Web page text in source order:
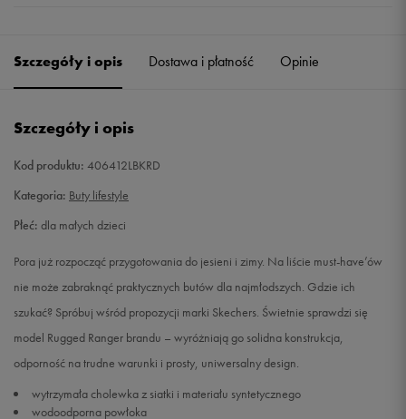
Szczegóły i opis Dostawa i płatność Opinie
Szczegóły i opis
Kod produktu: 406412LBKRD
Kategoria: Buty lifestyle
Płeć: dla małych dzieci
Pora już rozpocząć przygotowania do jesieni i zimy. Na liście must-have’ów
nie może zabraknąć praktycznych butów dla najmłodszych. Gdzie ich
szukać? Spróbuj wśród propozycji marki Skechers. Świetnie sprawdzi się
model Rugged Ranger brandu – wyróżniają go solidna konstrukcja,
odporność na trudne warunki i prosty, uniwersalny design.
wytrzymała cholewka z siatki i materiału syntetycznego
wodoodporna powłoka